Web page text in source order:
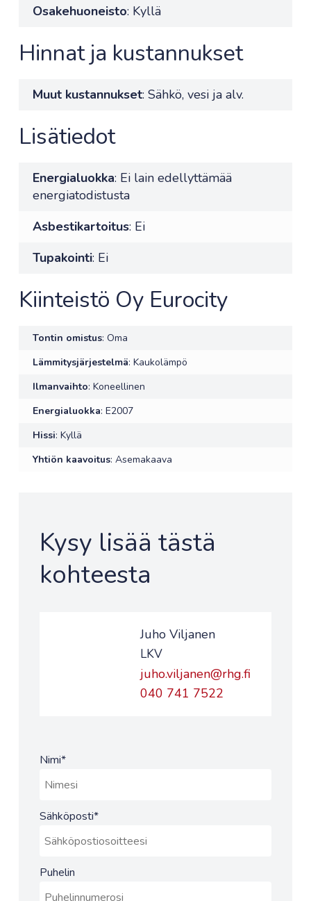
Osakehuoneisto: Kyllä
Hinnat ja kustannukset
Muut kustannukset: Sähkö, vesi ja alv.
Lisätiedot
Energialuokka: Ei lain edellyttämää
energiatodistusta
Asbestikartoitus: Ei
Tupakointi: Ei
Kiinteistö Oy Eurocity
Tontin omistus: Oma
Lämmitysjärjestelmä: Kaukolämpö
Ilmanvaihto: Koneellinen
Energialuokka: E2007
Hissi: Kyllä
Yhtiön kaavoitus: Asemakaava
Kysy lisää tästä
kohteesta
Juho Viljanen
LKV
juho.viljanen@rhg.fi
040 741 7522
Nimi*
Sähköposti*
Puhelin